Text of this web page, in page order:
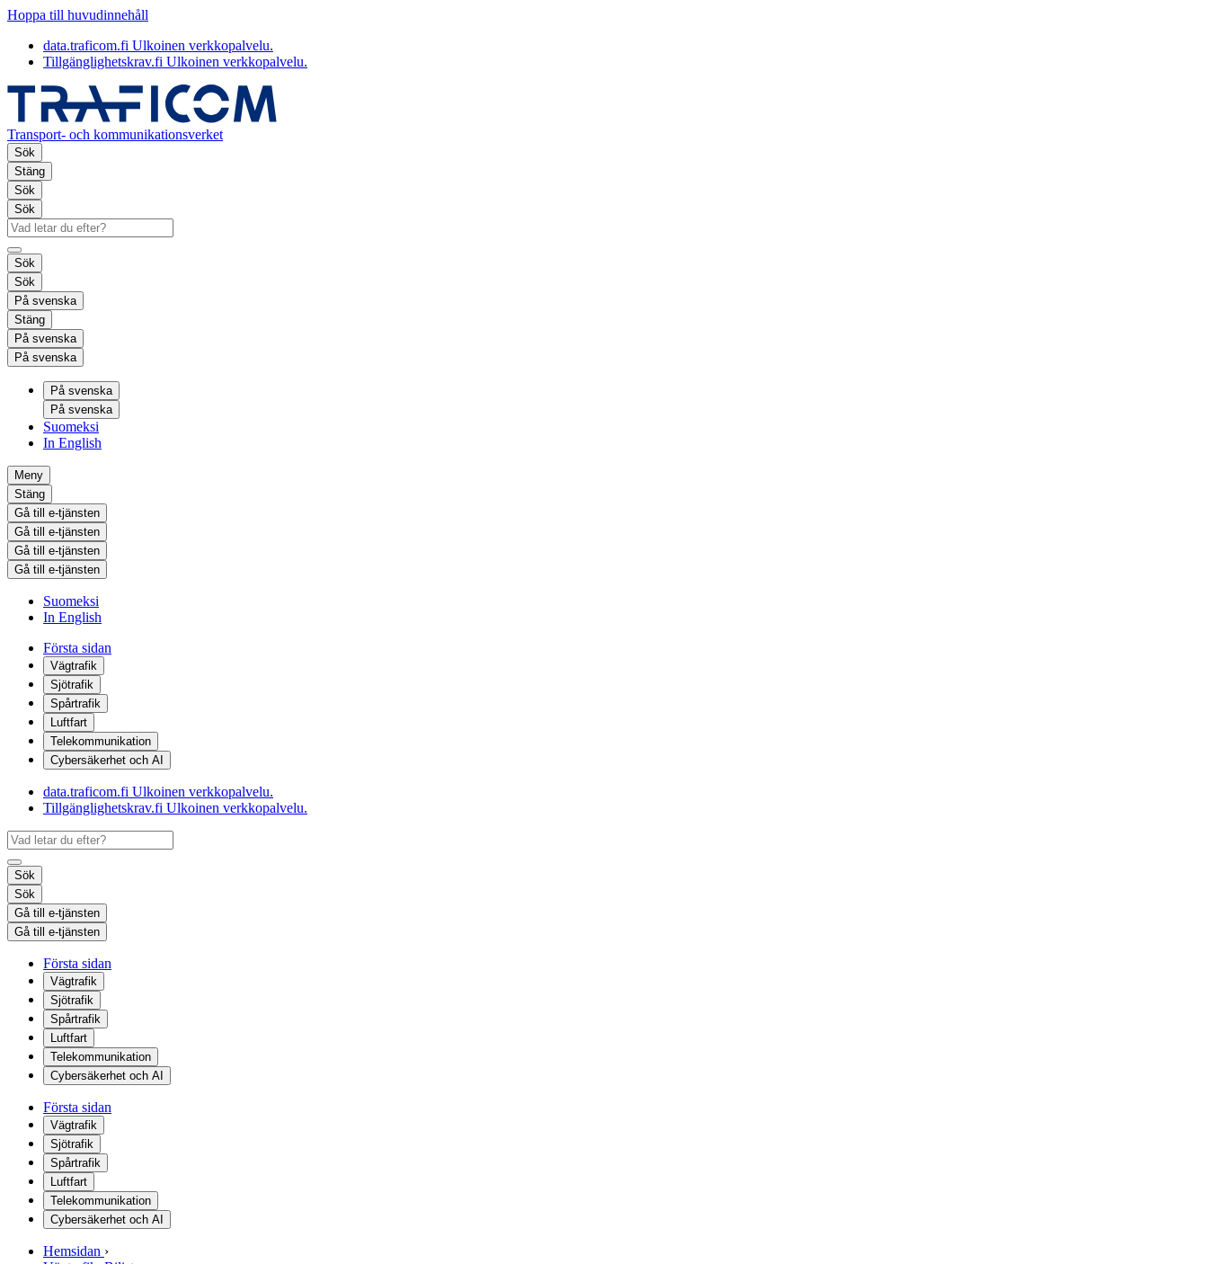
Hoppa till huvudinnehåll
data.traficom.fi Ulkoinen verkkopalvelu.
Tillgänglighetskrav.fi Ulkoinen verkkopalvelu.
Transport- och kommunikationsverket
Sök
Stäng
Sök
Sök
Sök
Sök
På svenska
Stäng
På svenska
På svenska
På svenska
På svenska
Suomeksi
In English
Meny
Stäng
Gå till e-tjänsten
Gå till e-tjänsten
Gå till e-tjänsten
Gå till e-tjänsten
Suomeksi
In English
Första sidan
Vägtrafik
Sjötrafik
Spårtrafik
Luftfart
Telekommunikation
Cybersäkerhet och AI
data.traficom.fi Ulkoinen verkkopalvelu.
Tillgänglighetskrav.fi Ulkoinen verkkopalvelu.
Sök
Sök
Gå till e-tjänsten
Gå till e-tjänsten
Första sidan
Vägtrafik
Sjötrafik
Spårtrafik
Luftfart
Telekommunikation
Cybersäkerhet och AI
Första sidan
Vägtrafik
Sjötrafik
Spårtrafik
Luftfart
Telekommunikation
Cybersäkerhet och AI
Hemsidan ›